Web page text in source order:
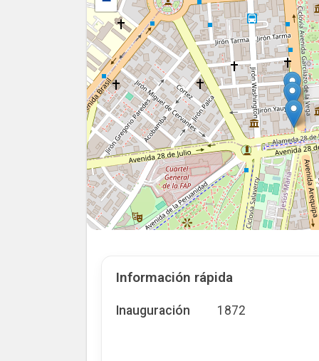
Información rápida
Inauguración 1872